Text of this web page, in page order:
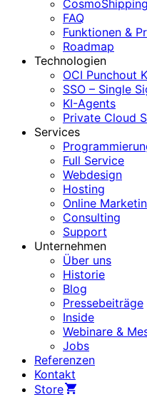
CosmoShipping
FAQ
Funktionen &
Roadmap
Technologien
OCI Punchout
SSO – Single
KI-Agents
Private Cloud
Services
Full Service
Webdesign
Hosting
Online
Consulting
Support
Unternehmen
Über uns
Historie
Blog
Pressebeiträge
Inside
Webinare &
Jobs
Referenzen
Kontakt
Store